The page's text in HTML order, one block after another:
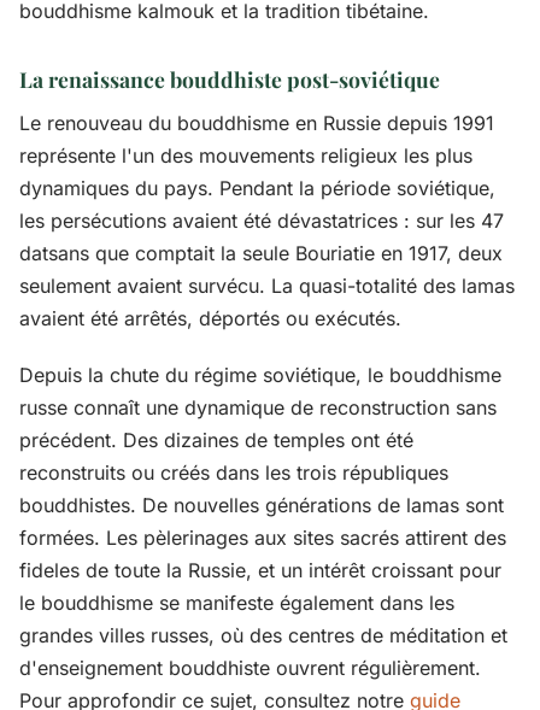
bouddhisme kalmouk et la tradition tibétaine.
La renaissance bouddhiste post-soviétique
Le renouveau du bouddhisme en Russie depuis 1991
représente l'un des mouvements religieux les plus
dynamiques du pays. Pendant la période soviétique,
les persécutions avaient été dévastatrices : sur les 47
datsans que comptait la seule Bouriatie en 1917, deux
seulement avaient survécu. La quasi-totalité des lamas
avaient été arrêtés, déportés ou exécutés.
Depuis la chute du régime soviétique, le bouddhisme
russe connaît une dynamique de reconstruction sans
précédent. Des dizaines de temples ont été
reconstruits ou créés dans les trois républiques
bouddhistes. De nouvelles générations de lamas sont
formées. Les pèlerinages aux sites sacrés attirent des
fideles de toute la Russie, et un intérêt croissant pour
le bouddhisme se manifeste également dans les
grandes villes russes, où des centres de méditation et
d'enseignement bouddhiste ouvrent régulièrement.
Pour approfondir ce sujet, consultez notre guide